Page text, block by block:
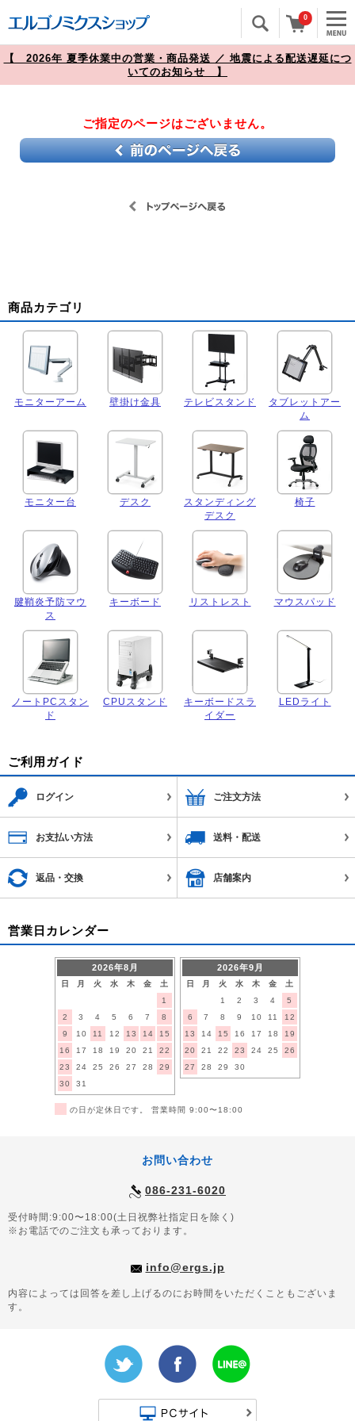
0
【 2026年 夏季休業中の営業・商品発送 ／ 地震による配送遅延につ
いてのお知らせ 】
ご指定のページはございません。
商品カテゴリ
モニターアーム 壁掛け金具 テレビスタンド
タブレットアー
ム
モニター台 デスク
スタンディング
デスク
椅子
腱鞘炎予防マウ
ス
キーボード リストレスト マウスパッド
ノートPCスタン
ド
CPUスタンド
キーボードスラ
イダー
LEDライト
ご利用ガイド
ログイン ご注文方法
お支払い方法 送料・配送
返品・交換 店舗案内
営業日カレンダー
2026年8月
日 月 火 水 木 金
土
1
2
3 4 5 6 7
8
9
10 11 12 13 14
15
16
17 18 19 20 21
22
23
24 25 26 27 28
29
30
31
2026年9月
日 月 火 水 木 金
土
1
2 3 4
5
6
7 8 9 10 11
12
13
14 15 16 17 18
19
20
21 22 23 24 25
26
27
28 29 30
の日が定休日です。 営業時間 9:00〜18:00
お問い合わせ
086-231-6020
受付時間:9:00〜18:00(土日祝弊社指定日を除く)
※お電話でのご注文も承っております。
info@ergs.jp
内容によっては回答を差し上げるのにお時間をいただくこともございま
す。